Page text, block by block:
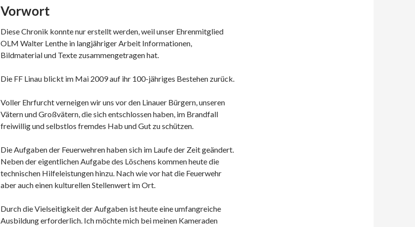
Vorwort
Diese Chronik konnte nur erstellt werden, weil unser Ehrenmitglied
OLM Walter Lenthe in langjähriger Arbeit Informationen,
Bildmaterial und Texte zusammengetragen hat.
Die FF Linau blickt im Mai 2009 auf ihr 100-jähriges Bestehen zurück.
Voller Ehrfurcht verneigen wir uns vor den Linauer Bürgern, unseren
Vätern und Großvätern, die sich entschlossen haben, im Brandfall
freiwillig und selbstlos fremdes Hab und Gut zu schützen.
Die Aufgaben der Feuerwehren haben sich im Laufe der Zeit geändert.
Neben der eigentlichen Aufgabe des Löschens kommen heute die
technischen Hilfeleistungen hinzu. Nach wie vor hat die Feuerwehr
aber auch einen kulturellen Stellenwert im Ort.
Durch die Vielseitigkeit der Aufgaben ist heute eine umfangreiche
Ausbildung erforderlich. Ich möchte mich bei meinen Kameraden